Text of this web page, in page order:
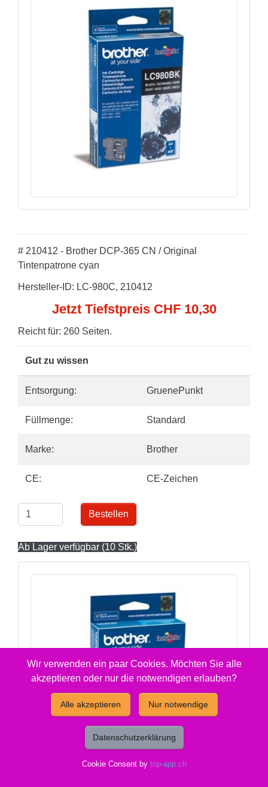
# 210412 - Brother DCP-365 CN / Original
Tintenpatrone cyan
Hersteller-ID: LC-980C, 210412
Jetzt Tiefstpreis CHF 10,30
Reicht für: 260 Seiten.
Gut zu wissen
Entsorgung: GruenePunkt
Füllmenge: Standard
Marke: Brother
CE: CE-Zeichen
Bestellen
Ab Lager verfügbar (10 Stk.)
Wir verwenden ein paar Cookies. Möchten Sie alle
akzeptieren oder nur die notwendigen erlauben?
Alle akzeptieren Nur notwendige
Datenschutzerklärung
Cookie Consent by top-app.ch